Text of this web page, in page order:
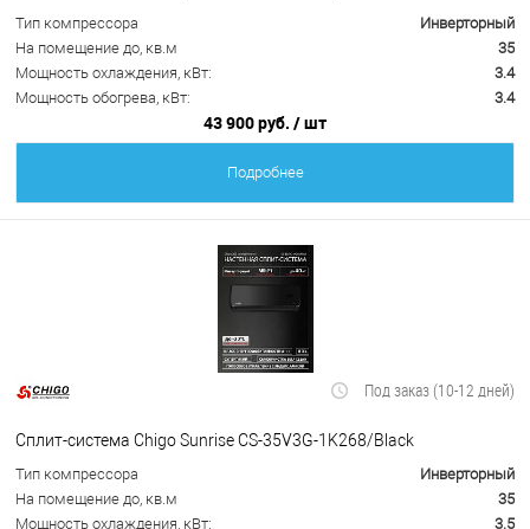
Тип компрессора
Инверторный
На помещение до, кв.м
35
Мощность охлаждения, кВт:
3.4
Мощность обогрева, кВт:
3.4
43 900 руб. / шт
Подробнее
Под заказ (10-12 дней)
Сплит-система Chigo Sunrise CS-35V3G-1K268/Black
Тип компрессора
Инверторный
На помещение до, кв.м
35
Мощность охлаждения, кВт:
3.5